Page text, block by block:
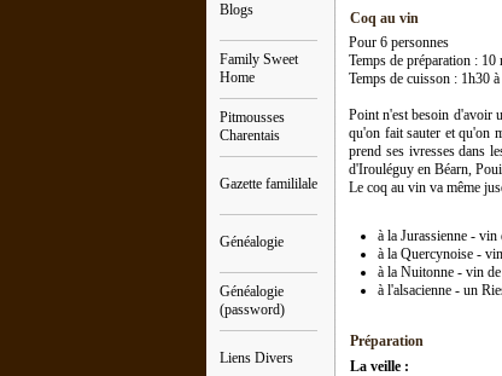
Blogs
Family Sweet
Home
Pitmousses
Charentais
Gazette famililale
Généalogie
Généalogie
(password)
Liens Divers
Coq au vin
Pour 6 personnes
Temps de préparation : 10
Temps de cuisson : 1h30
Point n'est besoin d'avoir
qu'on fait sauter et qu'on
prend ses ivresses dans
d'Irouléguy en Béarn,
Le coq au vin va même
à la Jurassienne -
à la Quercynoise -
à la Nuitonne - vin
à l'alsacienne - un
Préparation
La veille :